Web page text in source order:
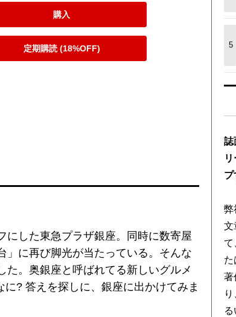
購入
定期購読 (18%OFF)
にした東急プラザ銀座。同時に数寄屋
」に再び脚光が当たっている。そんな
た。奥銀座と呼ばれてる新しいグルメ
? 答えを探しに、銀座に出かけてみま
5
誌
プ
弊
文
て
た
著